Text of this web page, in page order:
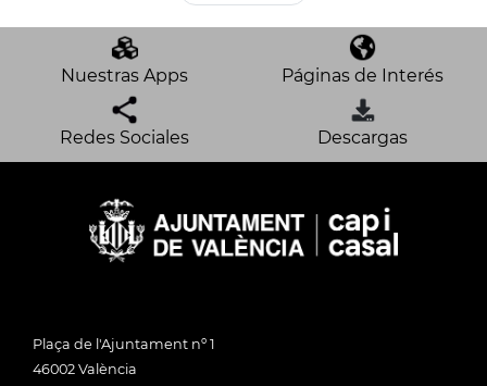
Nuestras Apps Páginas de Interés
Redes Sociales Descargas
Plaça de l'Ajuntament nº 1
46002 València